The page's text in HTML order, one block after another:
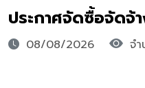
ประกาศจัดซื้อจัดจ้
08/08/2026 จ